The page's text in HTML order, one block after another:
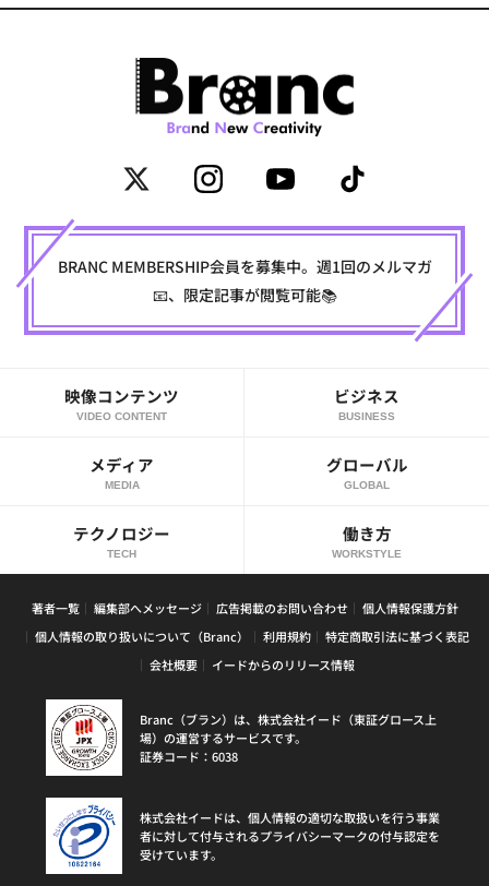
BRANC MEMBERSHIP会員を募集中。週1回のメルマガ
📧、限定記事が閲覧可能📚
映像コンテンツ
VIDEO CONTENT
ビジネス
BUSINESS
メディア
MEDIA
グローバル
GLOBAL
テクノロジー
TECH
働き方
WORKSTYLE
著者一覧 編集部へメッセージ 広告掲載のお問い合わせ
個人情報保護方針
個人情報の取り扱いについて（Branc）
利用規約
特定商取引法に基づく表記
会社概要
イードからのリリース情報
Branc（ブラン）は、株式会社イード（東証グロース上
場）の運営するサービスです。
証券コード：6038
株式会社イードは、個人情報の適切な取扱いを行う事業
者に対して付与されるプライバシーマークの付与認定を
受けています。